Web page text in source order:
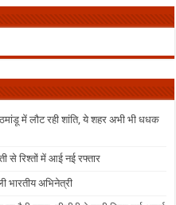
में लौट रही शांति, ये शहर अभी भी धधक
से रिश्तों में आई नई रफ्तार
भारतीय अभिनेत्री